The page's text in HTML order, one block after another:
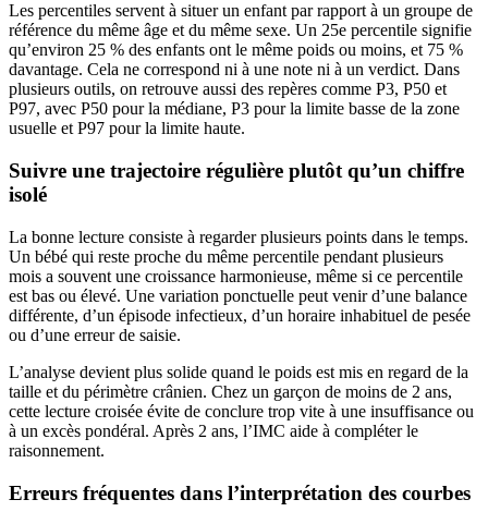
Les percentiles servent à situer un enfant par rapport à un groupe de
référence du même âge et du même sexe. Un 25e percentile signifie
qu’environ 25 % des enfants ont le même poids ou moins, et 75 %
davantage. Cela ne correspond ni à une note ni à un verdict. Dans
plusieurs outils, on retrouve aussi des repères comme P3, P50 et
P97, avec P50 pour la médiane, P3 pour la limite basse de la zone
usuelle et P97 pour la limite haute.
Suivre une trajectoire régulière plutôt qu’un chiffre
isolé
La bonne lecture consiste à regarder plusieurs points dans le temps.
Un bébé qui reste proche du même percentile pendant plusieurs
mois a souvent une croissance harmonieuse, même si ce percentile
est bas ou élevé. Une variation ponctuelle peut venir d’une balance
différente, d’un épisode infectieux, d’un horaire inhabituel de pesée
ou d’une erreur de saisie.
L’analyse devient plus solide quand le poids est mis en regard de la
taille et du périmètre crânien. Chez un garçon de moins de 2 ans,
cette lecture croisée évite de conclure trop vite à une insuffisance ou
à un excès pondéral. Après 2 ans, l’IMC aide à compléter le
raisonnement.
Erreurs fréquentes dans l’interprétation des courbes